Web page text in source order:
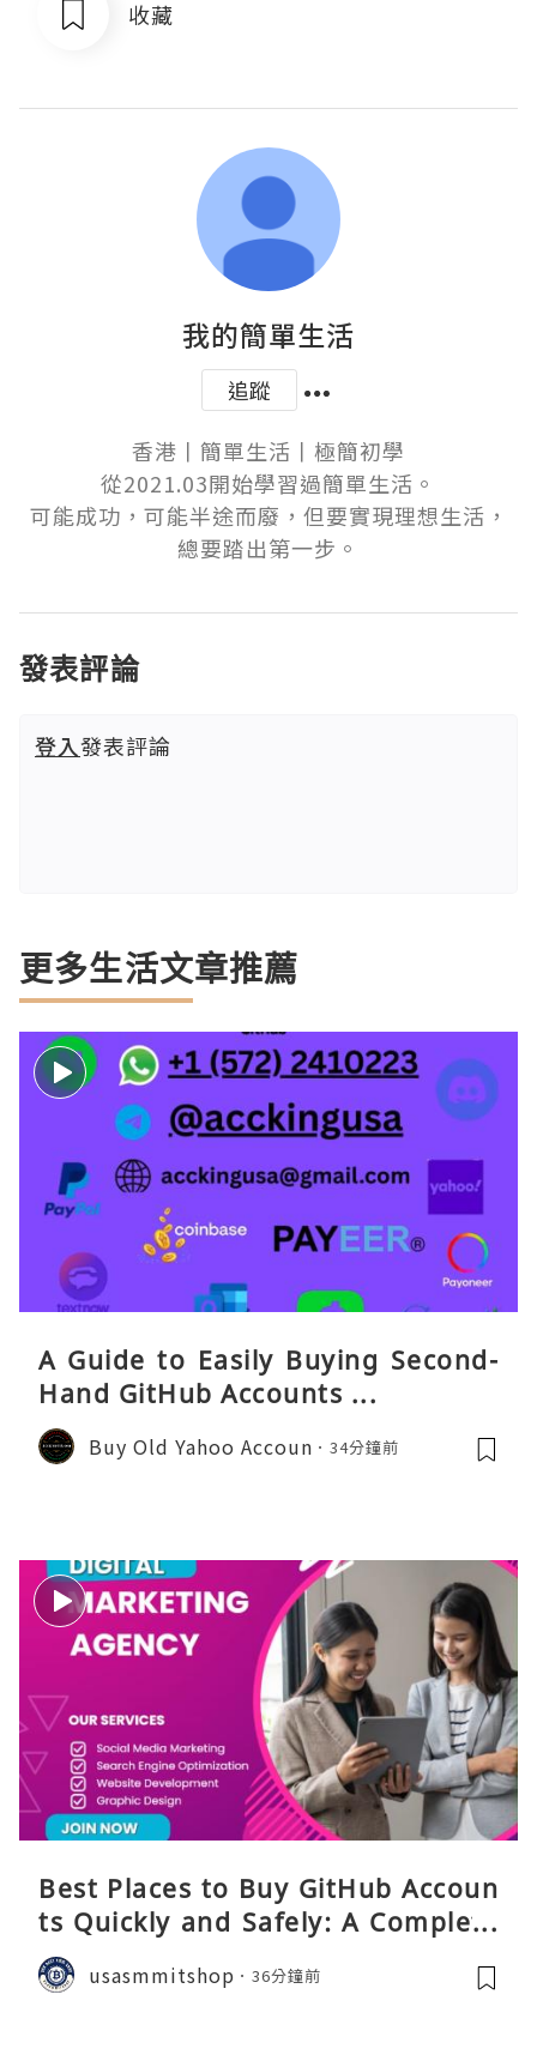
收藏
我的簡單生活
追蹤
香港丨簡單生活丨極簡初學
從2021.03開始學習過簡單生活。
可能成功，可能半途而廢，但要實現理想生活，
總要踏出第一步。
發表評論
登入發表評論
更多生活文章推薦
A Guide to Easily Buying Second-
Hand GitHub Accounts ...
Buy Old Yahoo Accoun 34分鐘前
Best Places to Buy GitHub Accoun
ts Quickly and Safely: A Complete
Guide
usasmmitshop 36分鐘前